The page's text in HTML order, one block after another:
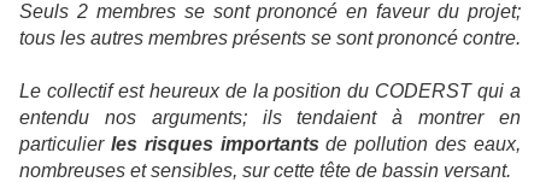
Seuls 2 membres se sont prononcé en faveur du projet;
tous les autres membres présents se sont prononcé contre.
Le collectif est heureux de la position du CODERST qui a
entendu nos arguments; ils tendaient à montrer en
particulier les risques importants de pollution des eaux,
nombreuses et sensibles, sur cette tête de bassin versant.